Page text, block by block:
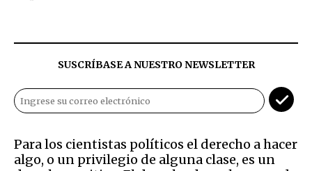
SUSCRÍBASE A NUESTRO NEWSLETTER
Para los cientistas políticos el derecho a hacer
algo, o un privilegio de alguna clase, es un